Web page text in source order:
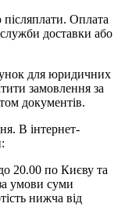
Оплата
доставки або
для юридичних
замовлення за
документів.
В інтернет-
20.00 по Києву та
умови суми
нижча від